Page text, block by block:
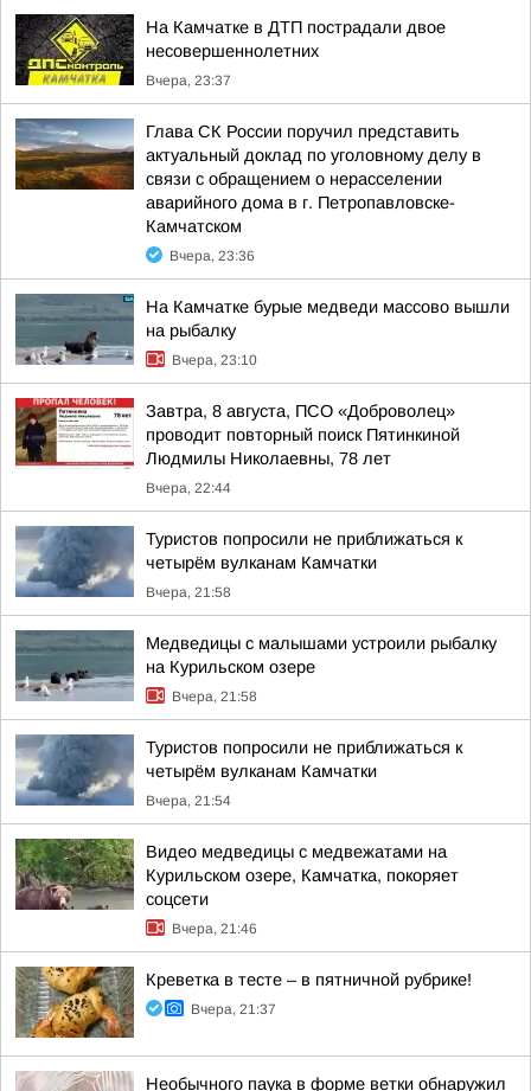
На Камчатке в ДТП пострадали двое
несовершеннолетних
Вчера, 23:37
Глава СК России поручил представить
актуальный доклад по уголовному делу в
связи с обращением о нерасселении
аварийного дома в г. Петропавловске-
Камчатском
Вчера, 23:36
На Камчатке бурые медведи массово вышли
на рыбалку
Вчера, 23:10
Завтра, 8 августа, ПСО «Доброволец»
проводит повторный поиск Пятинкиной
Людмилы Николаевны, 78 лет
Вчера, 22:44
Туристов попросили не приближаться к
четырём вулканам Камчатки
Вчера, 21:58
Медведицы с малышами устроили рыбалку
на Курильском озере
Вчера, 21:58
Туристов попросили не приближаться к
четырём вулканам Камчатки
Вчера, 21:54
Видео медведицы с медвежатами на
Курильском озере, Камчатка, покоряет
соцсети
Вчера, 21:46
Креветка в тесте – в пятничной рубрике!
Вчера, 21:37
Необычного паука в форме ветки обнаружил